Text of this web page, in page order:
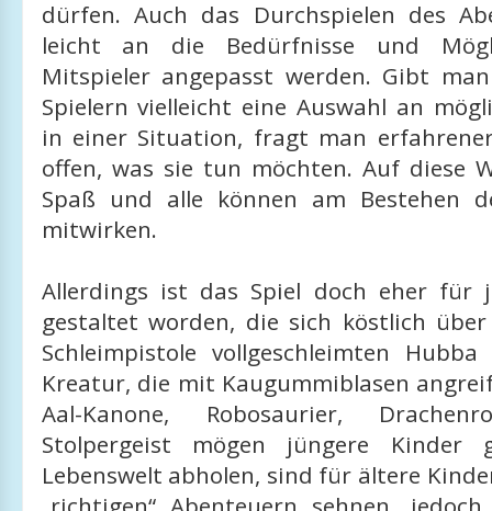
dürfen. Auch das Durchspielen des
leicht an die Bedürfnisse und
Mitspieler angepasst werden. Gibt
Spielern vielleicht eine Auswahl an
in einer Situation, fragt man
offen, was sie tun möchten. Auf diese
Spaß und alle können am Bestehen
mitwirken.
Allerdings ist das Spiel doch eher für
gestaltet worden, die sich köstlich
Schleimpistole vollgeschleimten
Kreatur, die mit Kaugummiblasen
Aal-Kanone, Robosaurier,
Stolpergeist mögen jüngere
Lebenswelt abholen, sind für ältere